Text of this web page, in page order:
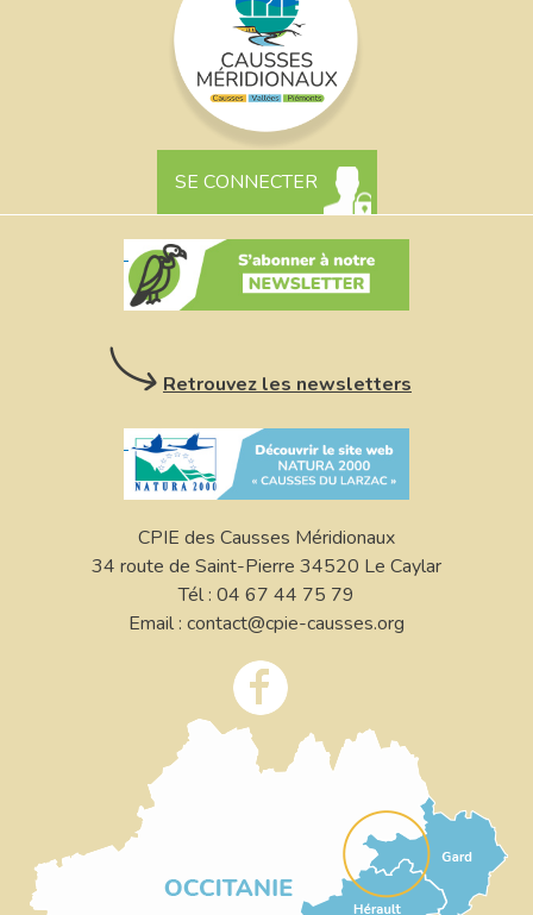
SE CONNECTER
Retrouvez les newsletters
CPIE des Causses Méridionaux
34 route de Saint-Pierre 34520 Le Caylar
Tél : 04 67 44 75 79
Email : contact@cpie-causses.org